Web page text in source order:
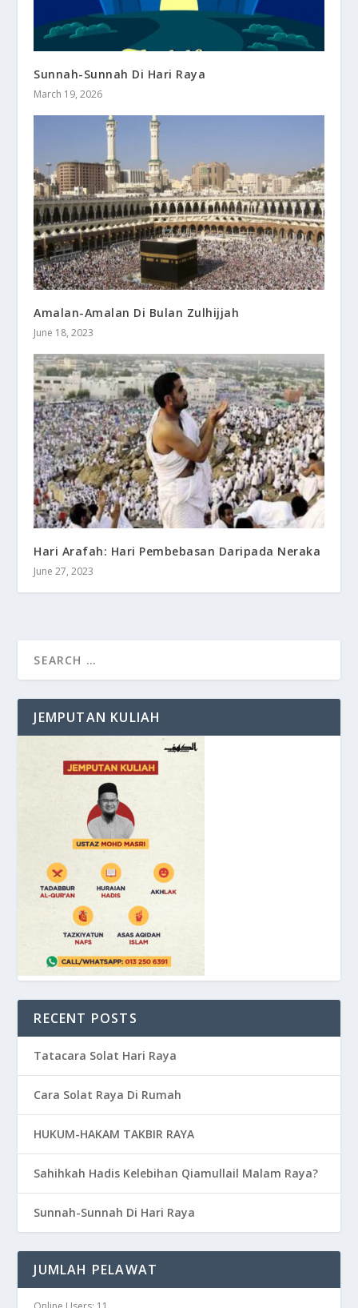
Sunnah-Sunnah Di Hari Raya
March 19, 2026
Amalan-Amalan Di Bulan Zulhijjah
June 18, 2023
Hari Arafah: Hari Pembebasan Daripada Neraka
June 27, 2023
JEMPUTAN KULIAH
RECENT POSTS
Tatacara Solat Hari Raya
Cara Solat Raya Di Rumah
HUKUM-HAKAM TAKBIR RAYA
Sahihkah Hadis Kelebihan Qiamullail Malam Raya?
Sunnah-Sunnah Di Hari Raya
JUMLAH PELAWAT